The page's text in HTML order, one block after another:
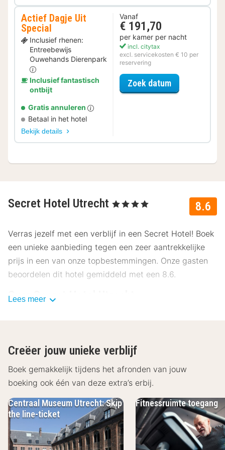
Actief Dagje Uit
Special
Inclusief rhenen:
Entreebewijs
Ouwehands Dierenpark
Inclusief fantastisch
ontbijt
Gratis annuleren
Betaal in het hotel
Bekijk details
Vanaf
€ 191,70
per kamer per nacht
incl. citytax
excl. servicekosten € 10 per
reservering
Zoek datumvoor Actief
8.6
Secret Hotel Utrecht , 4 Sterren
Verras jezelf met een verblijf in een Secret Hotel! Boek
een unieke aanbieding tegen een zeer aantrekkelijke
prijs in een van onze topbestemmingen. Onze gasten
beoordelen dit hotel gemiddeld met een 8.6.
Over Secret Hotel Utrecht
alvast een omschrijving van het hotel en de omgeving.
Veel plezier in het Secret Hotel van jouw keuze!
Ligging Secret Hotel Utrecht
Secret Hotel Utrecht ligt op een loopafstand van het
bruisende centrum en het station, wat het een ideale
uitvalsbasis maakt.
Lees meer
Creëer jouw unieke verblijf
Boek gemakkelijk tijdens het afronden van jouw
boeking ook één van deze extra’s erbij.
Centraal Museum Utrecht: Skip
the line-ticket
Fitnessruimte toegang